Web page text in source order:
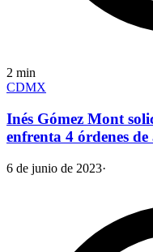
2 min
CDMX
Inés Gómez Mont
enfrenta 4 órdenes
6 de junio de 2023·